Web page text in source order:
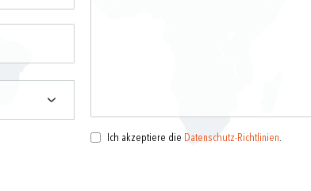
Ich akzeptiere die Datenschutz-Richtlinien.